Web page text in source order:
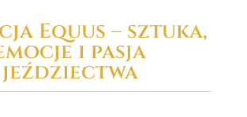
Equus – sztuka,
i pasja
jeździectwa